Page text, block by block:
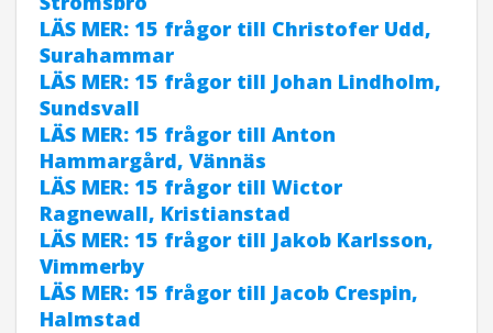
LÄS MER: 15 frågor till Christofer Udd,
Surahammar
LÄS MER: 15 frågor till Johan Lindholm,
Sundsvall
LÄS MER: 15 frågor till Anton
Hammargård, Vännäs
LÄS MER: 15 frågor till Wictor
Ragnewall, Kristianstad
LÄS MER: 15 frågor till Jakob Karlsson,
Vimmerby
LÄS MER: 15 frågor till Jacob Crespin,
Halmstad